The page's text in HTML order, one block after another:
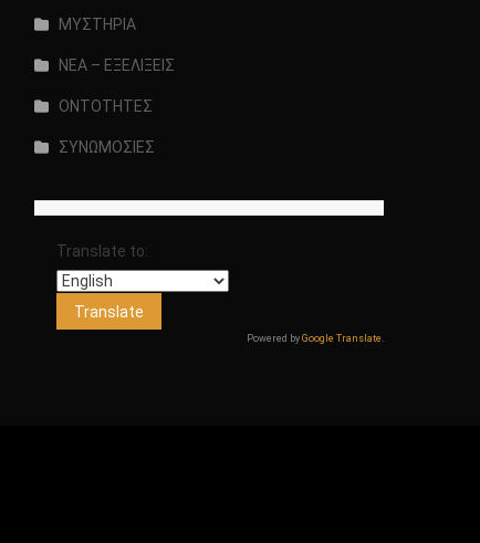
ΜΥΣΤΗΡΙΑ
ΝΕΑ – ΕΞΕΛΙΞΕΙΣ
ΟΝΤΟΤΗΤΕΣ
ΣΥΝΩΜΟΣΙΕΣ
Translate to:
Powered by Google Translate .